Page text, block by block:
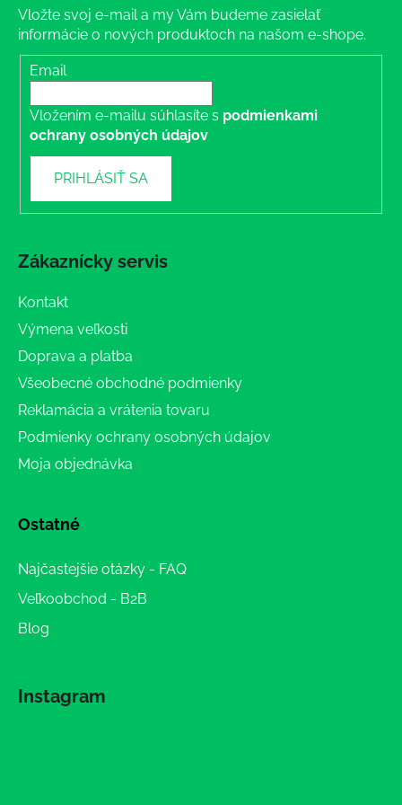
Vložte svoj e-mail a my Vám budeme zasielať
informácie o nových produktoch na našom e-shope.
Email
Vložením e-mailu súhlasíte s podmienkami
ochrany osobných údajov
PRIHLÁSIŤ SA
Zákaznícky servis
Kontakt
Výmena veľkosti
Doprava a platba
Všeobecné obchodné podmienky
Reklamácia a vrátenia tovaru
Podmienky ochrany osobných údajov
Moja objednávka
Ostatné
Najčastejšie otázky - FAQ
Veľkoobchod - B2B
Blog
Instagram